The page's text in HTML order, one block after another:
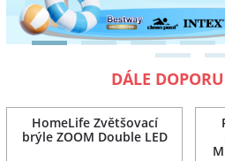
DÁLE
HomeLife Zvětšovací
brýle ZOOM Double LED